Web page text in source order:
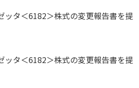
ッタ＜6182＞株式の変更報告書を提
ッタ＜6182＞株式の変更報告書を提